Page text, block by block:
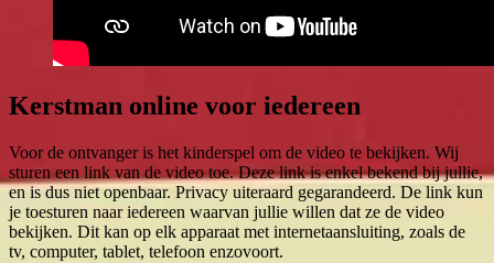
Kerstman online voor iedereen
Voor de ontvanger is het kinderspel om de video te bekijken. Wij
sturen een link van de video toe. Deze link is enkel bekend bij jullie,
en is dus niet openbaar. Privacy uiteraard gegarandeerd. De link kun
je toesturen naar iedereen waarvan jullie willen dat ze de video
bekijken. Dit kan op elk apparaat met internetaansluiting, zoals de
tv, computer, tablet, telefoon enzovoort.